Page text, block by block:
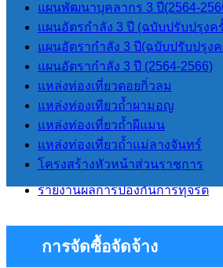
แผนพัฒนาบุคลากร 3 ปี(2564-
แผนอัตรกำลัง 3 ปี (ฉบับปรับปรุงค
แผนอัตรากำลัง 3 ปี(ฉบับปรับปรุง
แผนอัตรากําลัง 3 ปี (2564-2566)
แหล่งท่องเที่ยวดอยกิ่วลม
แหล่งท่องเทียวถ้ำผามอญ
แหล่งท่องเที่ยวถ้ำผีแมน
แหล่งท่องเที่ยวถ้ำแม่ลางจันทร์
โครงสร้างหัวหน้าส่วนราชการ
รายงานต่างๆ
รายงานทางการเงิน
รายงานการประชุมสภา
งบประมาณรายจ่ายประจำปี
รายงานผลการดำเนินการโครงการ
ต่างๆ ปีงบประมาณ 2568
รายงานผลการป้องกันการทุจริต
การจัดซื้อจัดจ้าง